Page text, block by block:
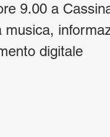
9.00 a
digitale